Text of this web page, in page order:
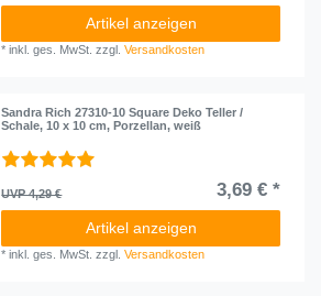
Artikel anzeigen
*inkl. ges. MwSt. zzgl.Versandkosten
Sandra Rich 27310-10 Square Deko Teller /
Schale, 10 x 10 cm, Porzellan, weiß
UVP 4,29 € 3,69 € *
Artikel anzeigen
*inkl. ges. MwSt. zzgl.Versandkosten